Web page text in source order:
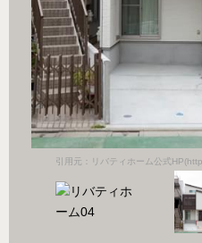
引用元：リバティホーム公式